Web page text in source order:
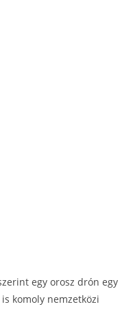
egy orosz drón egy
komoly nemzetközi